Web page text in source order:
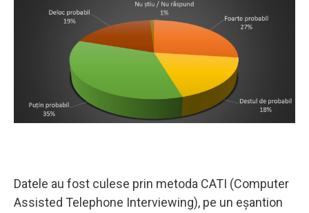
Datele au fost culese prin metoda CATI (Computer
Assisted Telephone Interviewing), pe un eșantion